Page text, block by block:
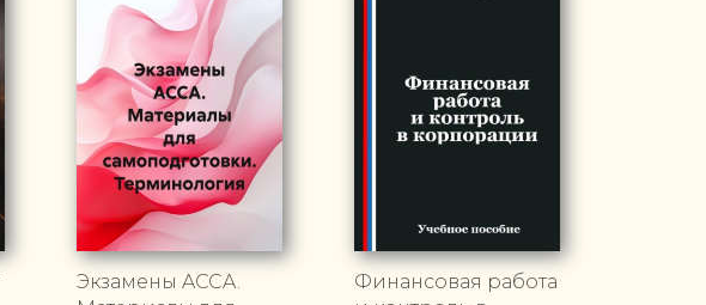
Экзамены ACCA.
Финансовая работа